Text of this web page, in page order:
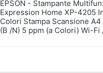
EPSON - Stampante
Expression Home XP-4205
Colori Stampa Scansione A4
(B /N) 5 ppm (a Colori) Wi-Fi